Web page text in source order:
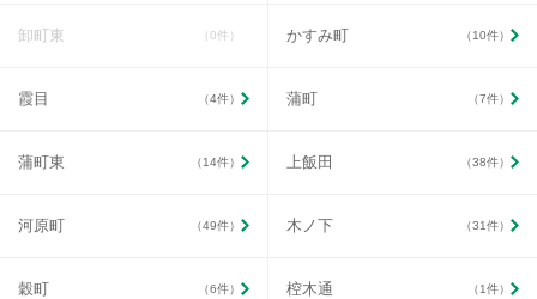
卸町東 （0件） かすみ町 （10件）
霞目 （4件） 蒲町 （7件）
蒲町東 （14件） 上飯田 （38件）
河原町 （49件） 木ノ下 （31件）
穀町 （6件） 椌木通 （1件）